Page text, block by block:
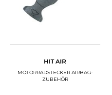
HIT AIR
MOTORRADSTECKER AIRBAG-
ZUBEHÖR